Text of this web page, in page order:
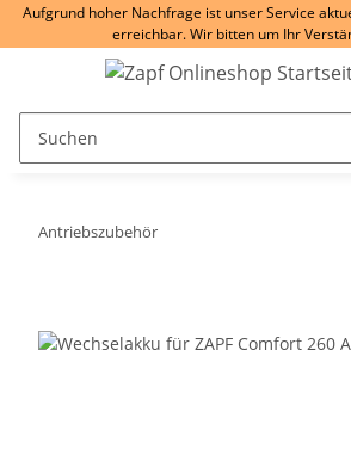
Aufgrund hoher Nachfrage ist unser Service
erreichbar. Wir bitten um Ihr
Antriebszubehör